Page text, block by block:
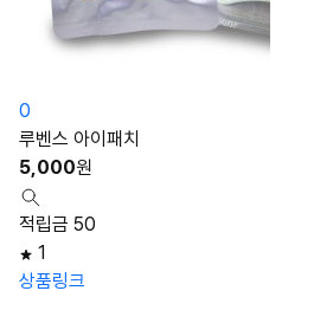
0
루벤스 아이패치
5,000원
적립금 50
1
상품링크